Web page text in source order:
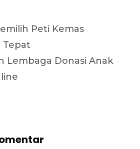
Peti Kemas
Tepat
Lembaga Donasi Anak